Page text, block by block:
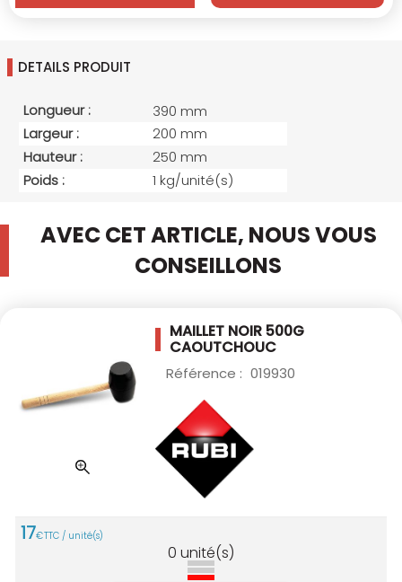
DETAILS PRODUIT
Longueur :
390 mm
Largeur :
200 mm
Hauteur :
250 mm
Poids :
1 kg/unité(s)
AVEC CET ARTICLE, NOUS VOUS
CONSEILLONS
MAILLET NOIR 500G
CAOUTCHOUC
Référence : 019930
17€TTC / unité(s)
0 unité(s)